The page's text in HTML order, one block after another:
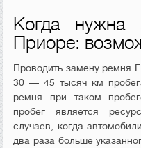
Когда нужна
Приоре:
Проводить замену ремня
30 — 45 тысяч км
ремня при таком
пробег является
случаев, когда
два раза больше